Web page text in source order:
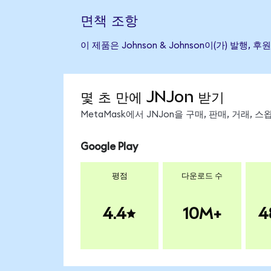
면책 조항
이 제품은 Johnson & Johnson이(가) 발행, 후
몇 초 만에 JNJon 받기
MetaMask에서 JNJon을 구매, 판매, 거래, 스
Google Play
평점
4.4
다운로드 수
10M+